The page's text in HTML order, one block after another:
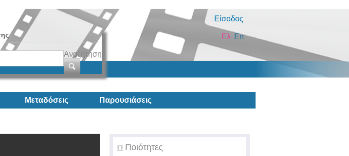
Είσοδος
Αναζήτηση
En
Ελ
Μεταδόσεις Παρουσιάσεις
Ποιότητες